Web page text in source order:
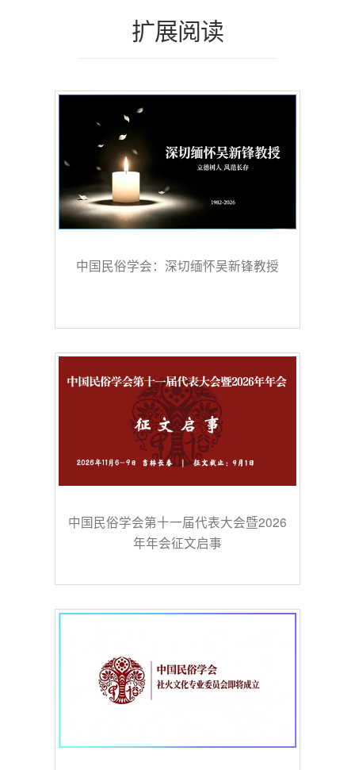
扩展阅读
中国民俗学会：深切缅怀吴新锋教授
中国民俗学会第十一届代表大会暨2026
年年会征文启事